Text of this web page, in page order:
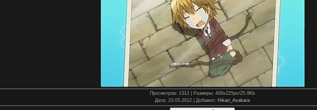
Просмотров: 1312 | Размеры: 400x225px/25.9Kb
Дата: 23.05.2012 | Добавил: Hikari_Asakara